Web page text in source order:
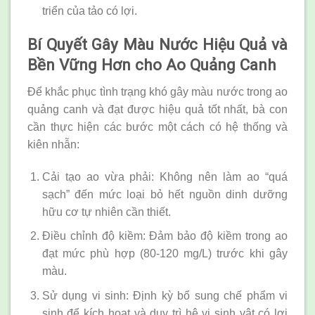
triển của tảo có lợi.
Bí Quyết Gây Màu Nước Hiệu Quả và
Bền Vững Hơn cho Ao Quảng Canh
Để khắc phục tình trạng khó gây màu nước trong ao
quảng canh và đạt được hiệu quả tốt nhất, bà con
cần thực hiện các bước một cách có hệ thống và
kiên nhẫn:
Cải tạo ao vừa phải: Không nên làm ao “quá
sạch” đến mức loại bỏ hết nguồn dinh dưỡng
hữu cơ tự nhiên cần thiết.
Điều chỉnh độ kiềm: Đảm bảo độ kiềm trong ao
đạt mức phù hợp (80-120 mg/L) trước khi gây
màu.
Sử dụng vi sinh: Định kỳ bổ sung chế phẩm vi